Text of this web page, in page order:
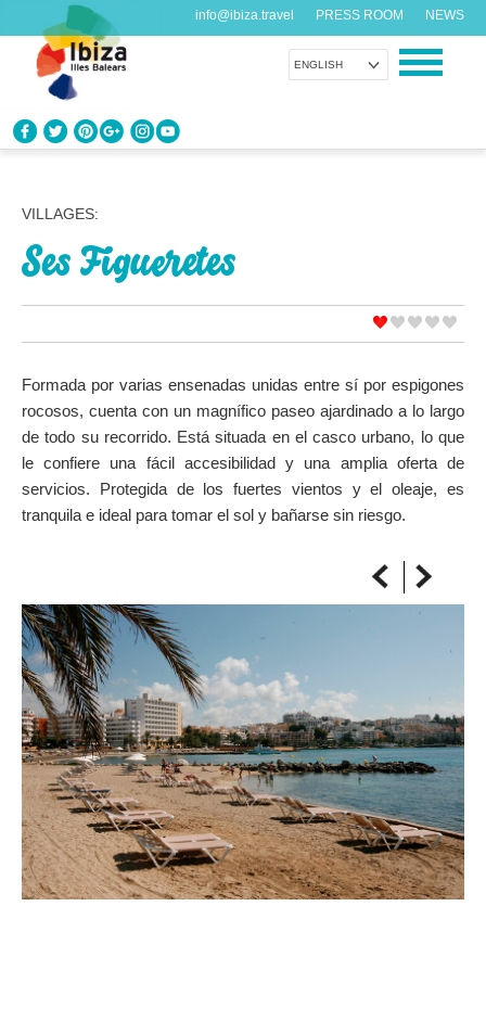
ENGLISH
info@ibiza.travel PRESS ROOM NEWS
ENJOY IBIZA
Something for everybody
AGENDA
ON THE MAP
VILLAGES:
Ses Figueretes
Formada por varias ensenadas unidas entre sí por espigones
rocosos, cuenta con un magnífico paseo ajardinado a lo largo
de todo su recorrido. Está situada en el casco urbano, lo que
le confiere una fácil accesibilidad y una amplia oferta de
servicios. Protegida de los fuertes vientos y el oleaje, es
tranquila e ideal para tomar el sol y bañarse sin riesgo.